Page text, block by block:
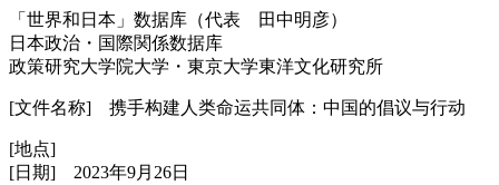
「世界和日本」数据库（代表 田中明彦）
日本政治・国際関係数据库
政策研究大学院大学・東京大学東洋文化研究所
[文件名称] 携手构建人类命运共同体：中国的倡议与行动
[地点]
[日期] 2023年9月26日